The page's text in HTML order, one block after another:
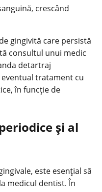
crescând
gingivită care persistă
consultul unui medic
detartraj
tratament cu
în funcție de
și al
este esențial să
medicul dentist. În